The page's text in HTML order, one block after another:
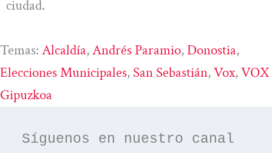
ciudad.
Temas: Alcaldía, Andrés Paramio, Donostia
Elecciones Municipales, San Sebastián, Vox, VOX
Gipuzkoa
Síguenos en nuestro canal